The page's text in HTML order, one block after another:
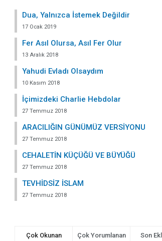
Dua, Yalnızca İstemek Değildir
17 Ocak 2019
Fer Asıl Olursa, Asıl Fer Olur
13 Aralık 2018
Yahudi Evladı Olsaydım
10 Kasım 2018
İçimizdeki Charlie Hebdolar
27 Temmuz 2018
ARACILIĞIN GÜNÜMÜZ VERSİYONU
27 Temmuz 2018
CEHALETİN KÜÇÜĞÜ VE BÜYÜĞÜ
27 Temmuz 2018
TEVHİDSİZ İSLAM
27 Temmuz 2018
Çok Okunan Çok Yorumlanan Son